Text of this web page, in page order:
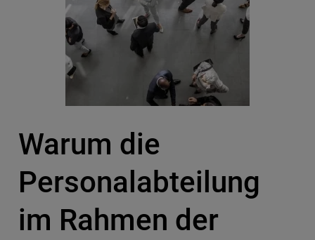
Warum die
Personalabteilung
im Rahmen der